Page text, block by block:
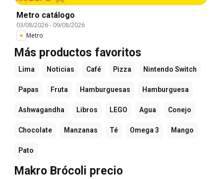
Metro catálogo
03/08/2026- 09/08/2026
Metro
Más productos favoritos
Lima Noticias Café Pizza Nintendo Switch
Papas Fruta Hamburguesas Hamburguesa
Ashwagandha Libros LEGO Agua Conejo
Chocolate Manzanas Té Omega 3 Mango
Pato
Makro Brócoli precio